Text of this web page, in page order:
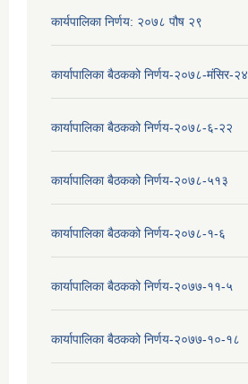
कार्यपालिका निर्णय: २०७८ पौष २९
कार्यापालिका बैठकको निर्णय-२०७८-मंसिर-२४
कार्यापालिका बैठकको निर्णय-२०७८-६-२२
कार्यापालिका बैठकको निर्णय-२०७८-५१३
कार्यापालिका बैठकको निर्णय-२०७८-१-६
कार्यापालिका बैठकको निर्णय-२०७७-११-५
कार्यापालिका बैठकको निर्णय-२०७७-१०-१८